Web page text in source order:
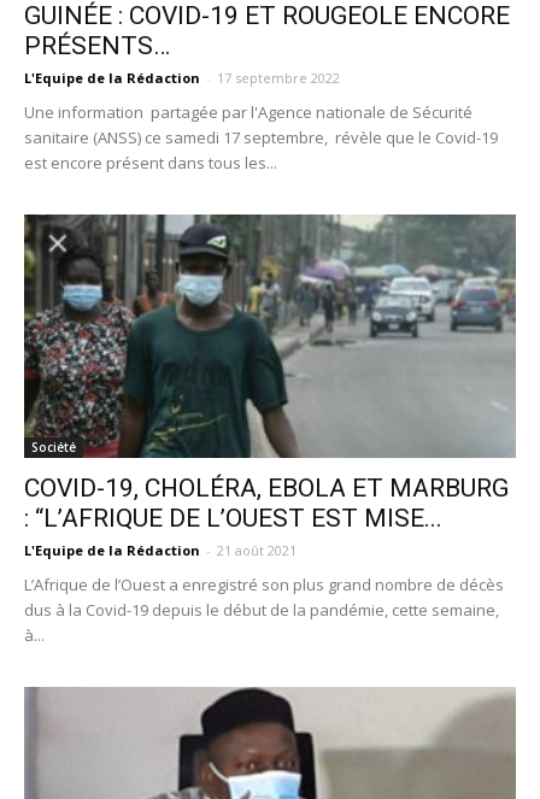
GUINÉE : COVID-19 ET ROUGEOLE ENCORE
PRÉSENTS…
L'Equipe de la Rédaction - 17 septembre 2022
Une information partagée par l'Agence nationale de Sécurité
sanitaire (ANSS) ce samedi 17 septembre, révèle que le Covid-19
est encore présent dans tous les...
Société
COVID-19, CHOLÉRA, EBOLA ET MARBURG
: “L’AFRIQUE DE L’OUEST EST MISE...
L'Equipe de la Rédaction - 21 août 2021
L’Afrique de l’Ouest a enregistré son plus grand nombre de décès
dus à la Covid-19 depuis le début de la pandémie, cette semaine,
à...